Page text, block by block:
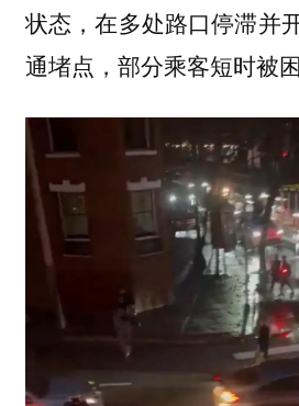
状态，在多处路口停滞并
通堵点，部分乘客短时被困